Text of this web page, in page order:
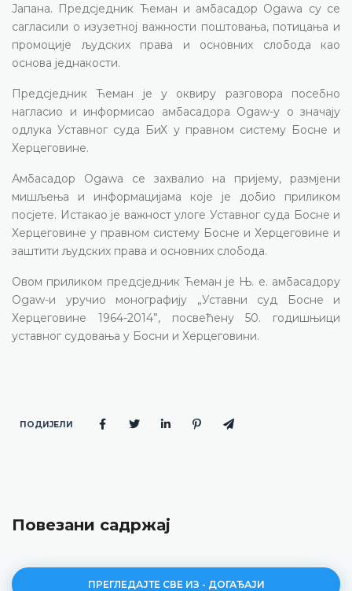
Јапана. Предсједник Ћеман и амбасадор Ogawa су се
сагласили о изузетној важности поштовања, потицања и
промоције људских права и основних слобода као
основа једнакости.
Предсједник Ћеман је у оквиру разговора посебно
нагласио и информисао амбасадора Ogaw-у о значају
одлука Уставног суда БиХ у правном систему Босне и
Херцеговине.
Амбасадор Ogawa се захвалио на пријему, размјени
мишљења и информацијама које је добио приликом
посјете. Истакао је важност улоге Уставног суда Босне и
Херцеговине у правном систему Босне и Херцеговине и
заштити људских права и основних слобода.
Овом приликом предсједник Ћеман је Њ. е. амбасадору
Ogaw-и
уручио монографију „Уставни суд Босне и
Херцеговине 1964-2014”, посвећену 50. годишњици
уставног судовања у Босни и Херцеговини.
ПОДИЈЕЛИ
Повезани садржај
ПРЕГЛЕДАЈТЕ СВЕ ИЗ - ДОГАЂАЈИ